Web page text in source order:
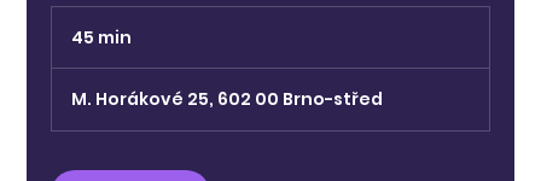
45 min
i
n
M. Horákové 25, 602 00 Brno-střed